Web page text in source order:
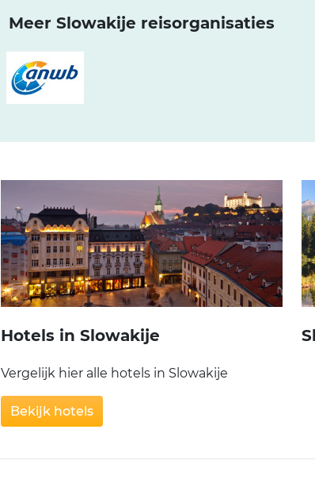
Meer Slowakije reisorganisaties
Hotels in Slowakije
Vergelijk hier alle hotels in Slowakije
Bekijk hotels